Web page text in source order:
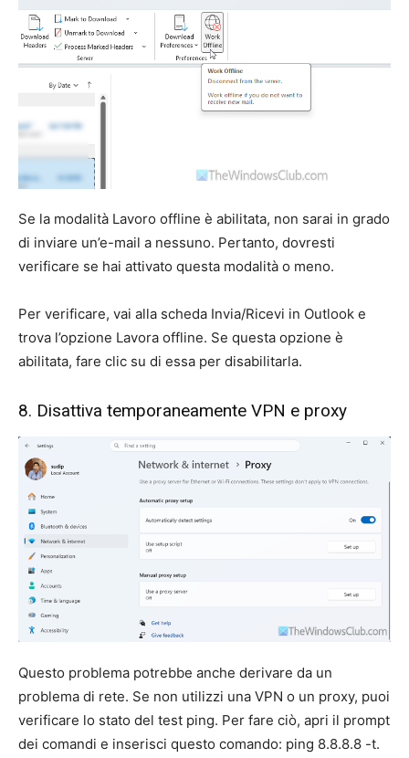
Se la modalità Lavoro offline è abilitata, non sarai in grado
di inviare un’e-mail a nessuno. Pertanto, dovresti
verificare se hai attivato questa modalità o meno.
Per verificare, vai alla scheda Invia/Ricevi in ​​Outlook e
trova l’opzione Lavora offline. Se questa opzione è
abilitata, fare clic su di essa per disabilitarla.
8. Disattiva temporaneamente VPN e proxy
Questo problema potrebbe anche derivare da un
problema di rete. Se non utilizzi una VPN o un proxy, puoi
verificare lo stato del test ping. Per fare ciò, apri il prompt
dei comandi e inserisci questo comando: ping 8.8.8.8 -t.